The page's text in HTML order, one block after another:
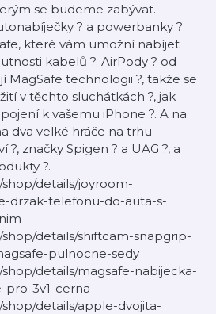
se budeme zabývat.
? a powerbanky ?
které vám umožní nabíjet
kabelů ?. AirPody ? od
MagSafe technologii ?, takže se
v těchto sluchátkách ?, jak
k vašemu iPhone ?. A na
dva velké hráče na trhu
?, značky Spigen ? a UAG ?️, a
?.
details/joyroom-
drzak-telefonu-do-auta-s-
details/shiftcam-snapgrip-
pulnocne-sedy
details/magsafe-nabijecka-
3v1-cerna
details/apple-dvojita-